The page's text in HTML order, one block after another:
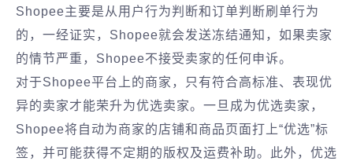
Shopee主要是从用户行为判断和订单判断刷单行为
的，一经证实，Shopee就会发送冻结通知，如果卖家
的情节严重，Shopee不接受卖家的任何申诉。
对于Shopee平台上的商家，只有符合高标准、表现优
异的卖家才能荣升为优选卖家。一旦成为优选卖家，
Shopee将自动为商家的店铺和商品页面打上“优选”标
签，并可能获得不定期的版权及运费补助。此外，优选